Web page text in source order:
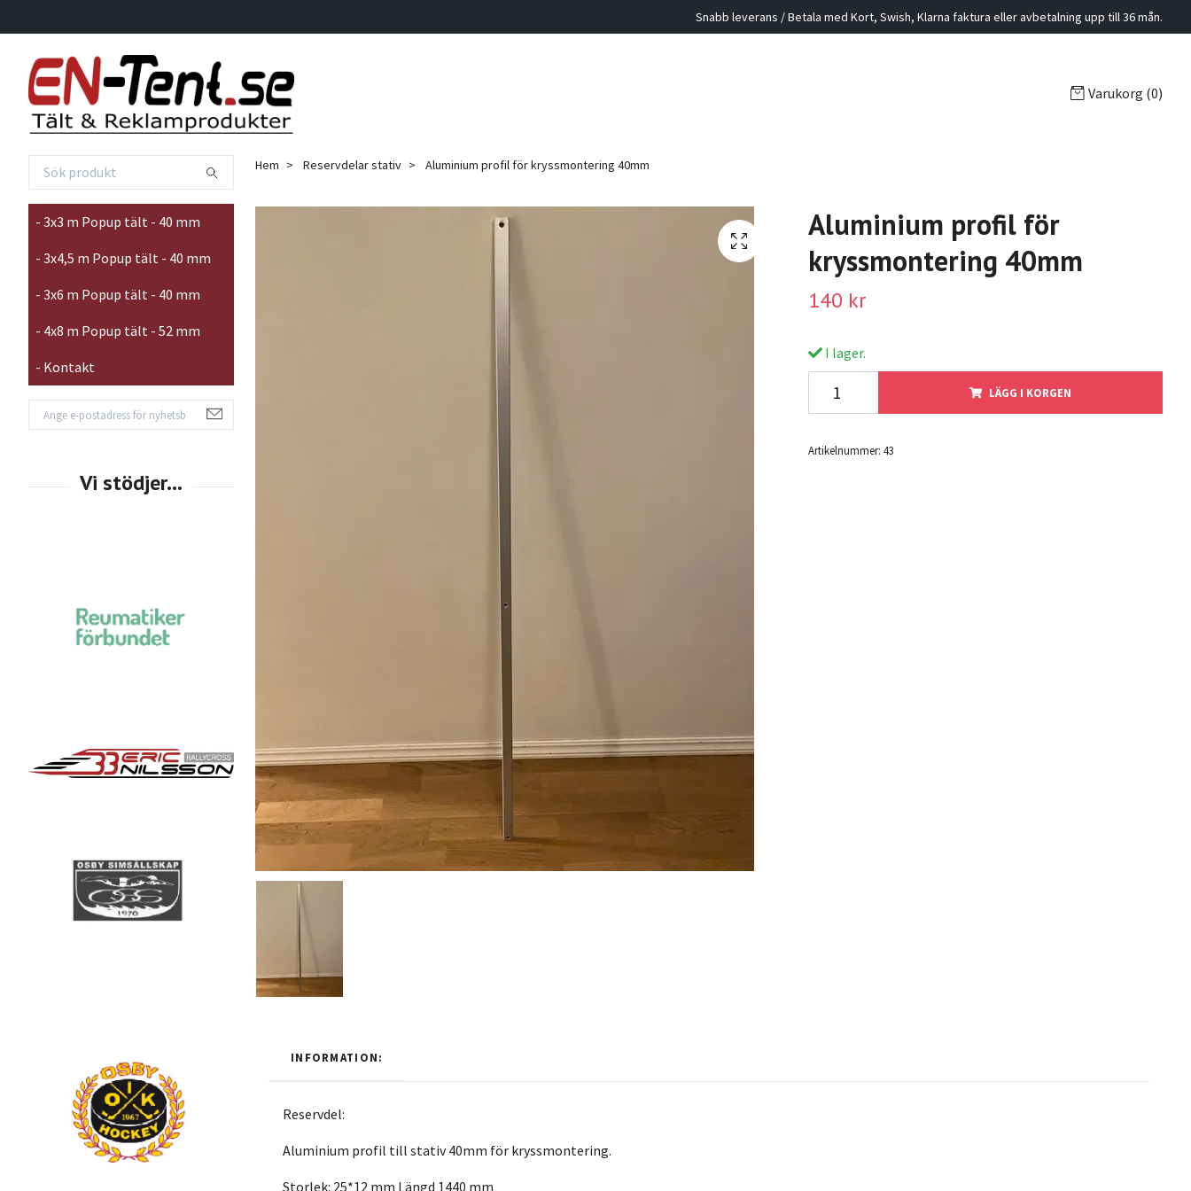
Snabb leverans / Betala med Kort, Swish, Klarna faktura eller avbetalning upp till 36 mån.
Varukorg (0)
- 3x3 m Popup tält - 40 mm
- 3x4,5 m Popup tält - 40 mm
- 3x6 m Popup tält - 40 mm
- 4x8 m Popup tält - 52 mm
- Kontakt
Hem Reservdelar stativ Aluminium profil för kryssmontering 40mm
Aluminium profil för
kryssmontering 40mm
140 kr
I lager.
LÄGG I KORGEN
Artikelnummer: 43
INFORMATION:
Reservdel:
Aluminium profil till stativ 40mm för kryssmontering.
Storlek: 25*12 mm Längd 1440 mm